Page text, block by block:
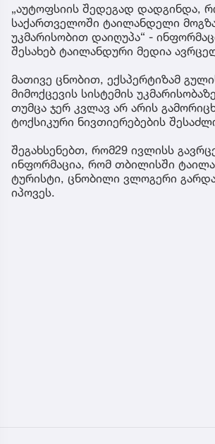
„აუტოფსიის შედეგად დადგინდა,
საქართველოში ტაილანდელი
უკმარისობით დაიღუპა“ -
შესახებ ტაილანდური მედია
მათივე ცნობით, ექსპერტიზამ
მიმოქცევის სისტემის
თუმცა ჯერ კვლავ არ არის
ტოქსიკური ნივთიერებების
შეგახსენებთ, რომ29 ივლისს
ინფორმაცია, რომ თბილისში
ტურისტი, ცნობილი ვლოგერი
იპოვეს.